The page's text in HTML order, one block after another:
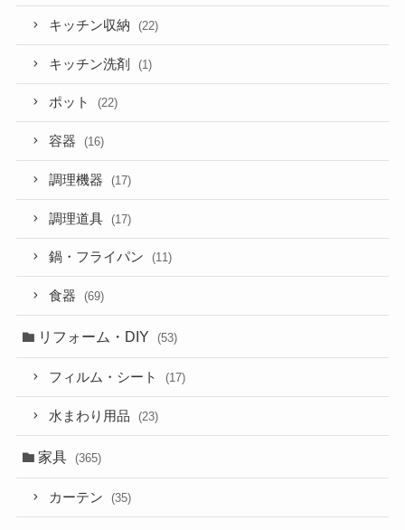
キッチン収納 (22)
キッチン洗剤 (1)
ポット (22)
容器 (16)
調理機器 (17)
調理道具 (17)
鍋・フライパン (11)
食器 (69)
リフォーム・DIY (53)
フィルム・シート (17)
水まわり用品 (23)
家具 (365)
カーテン (35)